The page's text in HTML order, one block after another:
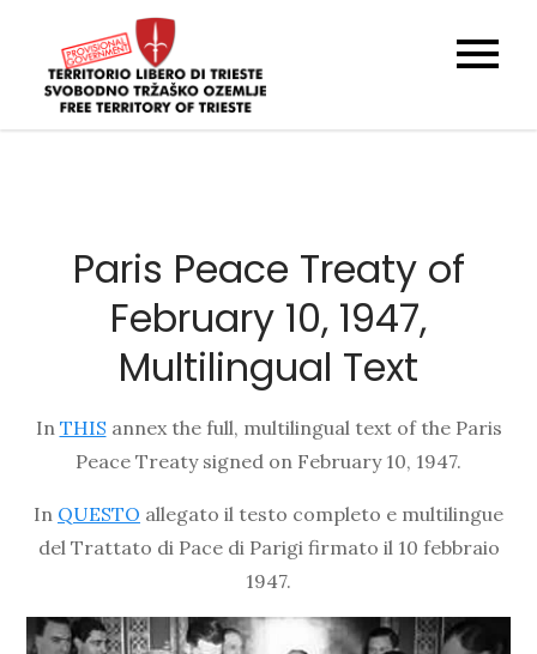
content
territory map
google maps
Paris Peace Treaty of
February 10, 1947,
Multilingual Text
In THIS annex the full, multilingual text of the Paris
Peace Treaty signed on February 10, 1947.
In QUESTO allegato il testo completo e multilingue
del Trattato di Pace di Parigi firmato il 10 febbraio
1947.